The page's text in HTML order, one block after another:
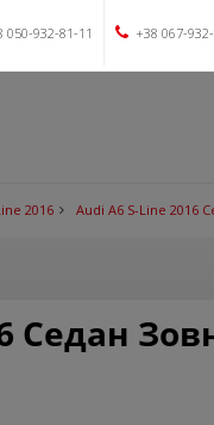
050-932-81-11 +38 067-
2016 Audi A6 S-Line 2016
Седан